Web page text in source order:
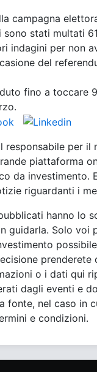
campagna
sono stati multati
indagini per non
del
fino a toccare
responsabile per il
piattaforma
da investimento.
riguardanti i
hanno lo
guidarla. Solo voi
prenderete
o i dati qui
dagli eventi e
fonte, nel caso in
e condizioni.